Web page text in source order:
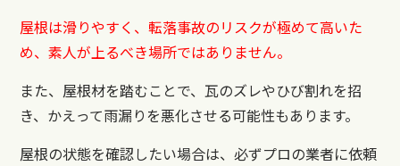
屋根は滑りやすく、転落事故のリスクが極めて高いた
め、素人が上るべき場所ではありません。
また、屋根材を踏むことで、瓦のズレやひび割れを招
き、かえって雨漏りを悪化させる可能性もあります。
屋根の状態を確認したい場合は、必ずプロの業者に依頼